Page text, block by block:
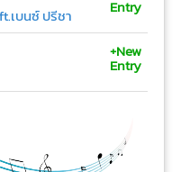
เบนซ์ ปรีชา Entry
+New
Entry